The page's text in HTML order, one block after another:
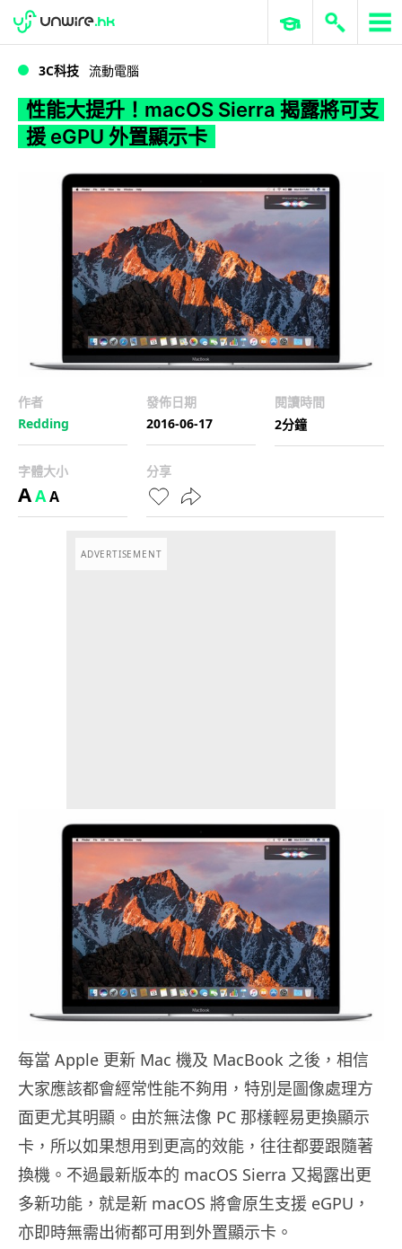
WWDC 2026 ERP 與商業 AI
3C科技 流動電腦
性能大提升！macOS Sierra 揭露將可支
援 eGPU 外置顯示卡
作者
Redding
發佈日期
2016-06-17
閱讀時間
2分鐘
字體大小
AAA
分享
ADVERTISEMENT
每當 Apple 更新 Mac 機及 MacBook 之後，相信
大家應該都會經常性能不夠用，特別是圖像處理方
面更尤其明顯。由於無法像 PC 那樣輕易更換顯示
卡，所以如果想用到更高的效能，往往都要跟隨著
換機。不過最新版本的 macOS Sierra 又揭露出更
多新功能，就是新 macOS 將會原生支援 eGPU，
亦即時無需出術都可用到外置顯示卡。